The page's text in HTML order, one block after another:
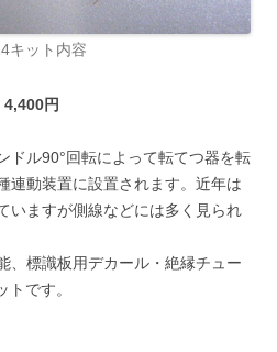
キット内容
円
ドル90°回転によって転てつ器を転
連動装置に設置されます。近年は
いますが側線などには多く見られ
、標識板用デカール・絶縁チュー
です。